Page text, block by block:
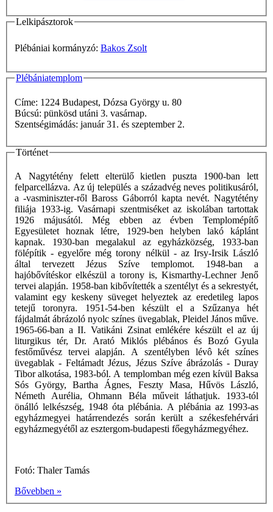
Lelkipásztorok
Plébániai kormányzó: Bakos Zsolt
Plébániatemplom
Címe: 1224 Budapest, Dózsa György u. 80
Búcsú: pünkösd utáni 3. vasárnap.
Szentségimádás: január 31. és szeptember 2.
Történet
A Nagytétény felett elterülő kietlen puszta 1900-ban lett
felparcellázva. Az új település a századvég neves politikusáról,
a -vasminiszter-ről Baross Gáborról kapta nevét. Nagytétény
filiája 1933-ig. Vasárnapi szentmiséket az iskolában tartottak
1926 májusától. Még ebben az évben Templomépítő
Egyesületet hoznak létre, 1929-ben helyben lakó káplánt
kapnak. 1930-ban megalakul az egyházközség, 1933-ban
fölépítik - egyelőre még torony nélkül - az Irsy-Irsik László
által tervezett Jézus Szíve templomot. 1948-ban a
hajóbővítéskor elkészül a torony is, Kismarthy-Lechner Jenő
tervei alapján. 1958-ban kibővítették a szentélyt és a sekrestyét,
valamint egy keskeny süveget helyeztek az eredetileg lapos
tetejű toronyra. 1951-54-ben készült el a Szűzanya hét
fájdalmát ábrázoló nyolc színes üvegablak, Pleidel János műve.
1965-66-ban a II. Vatikáni Zsinat emlékére készült el az új
liturgikus tér, Dr. Arató Miklós plébános és Bozó Gyula
festőművész tervei alapján. A szentélyben lévô két színes
üvegablak - Feltámadt Jézus, Jézus Szíve ábrázolás - Duray
Tibor alkotása, 1983-ból. A templomban még ezen kívül Baksa
Sós György, Bartha Ágnes, Feszty Masa, Hűvös László,
Németh Aurélia, Ohmann Béla műveit láthatjuk. 1933-tól
önálló lelkészség, 1948 óta plébánia. A plébánia az 1993-as
egyházmegyei határrendezés során került a székesfehérvári
egyházmegyétől az esztergom-budapesti főegyházmegyéhez.
Fotó: Thaler Tamás
Bővebben »